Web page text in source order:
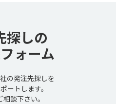
探しの
ォーム
の発注先探しを
ートします。
談下さい。